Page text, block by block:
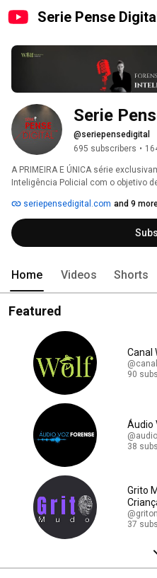
Serie Pense
Serie
@seriepensedigital
695 subscribers •
A PRIMEIRA E ÚNICA série
Inteligência Policial com o objetivo
convidando apenas profissionais
sendo um canal exclusivamente
acessibilidade ao público geral
para a conscientização e o
seriepensedigital.com and 9
Home Videos Shorts
Featured
90
Áudio
38
Grito
37